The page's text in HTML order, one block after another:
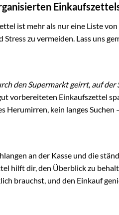
ist mehr als nur eine Liste
Stress zu vermeiden. Lass uns
den Supermarkt geirrt, auf
vorbereiteten Einkaufszettel
Herumirren, kein langes Suchen
an der Kasse und die
hilft dir, den Überblick zu
brauchst, und den Einkauf